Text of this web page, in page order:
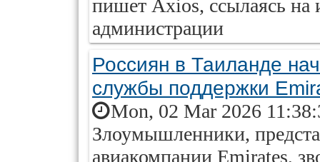
пишет Axios, ссылаясь на
администрации
Россиян в Таиланде
службы поддержки
Mon, 02 Mar 2026
Злоумышленники,
авиакомпании Emirates,